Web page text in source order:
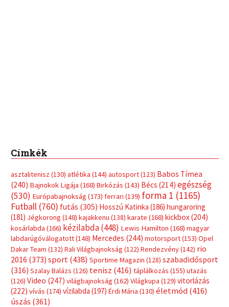
Címkék
asztalitenisz (130) atlétika (144) autosport(123) Babos Tímea
(240) Bajnokok Ligája (168) Birkózás (143) Bécs (214) egészség
(530) Európabajnokság (173) ferrari (139) forma 1 (1165)
Futball (760) futás (305) Hosszú Katinka (186) hungaroring
(181) Jégkorong (148) kajakkenu (138) karate (168) kickbox(204)
kosárlabda (166) kézilabda(448) Lewis Hamilton (168) magyar
labdarúgóválogatott(148) Mercedes (244) motorsport(153) Opel
Dakar Team (132) Rali Világbajnokság (122) Rendezvény(142) rio
2016 (373) sport(438) Sportime Magazin (128) szabadidősport
(316) Szalay Balázs (126) tenisz (416) táplálkozás (155) utazás
(126) Video (247) világbajnokság (162) Világkupa (129) vitorlázás
(222) vívás (174) vízilabda (197) Érdi Mária (130) életmód(416)
úszás (361)